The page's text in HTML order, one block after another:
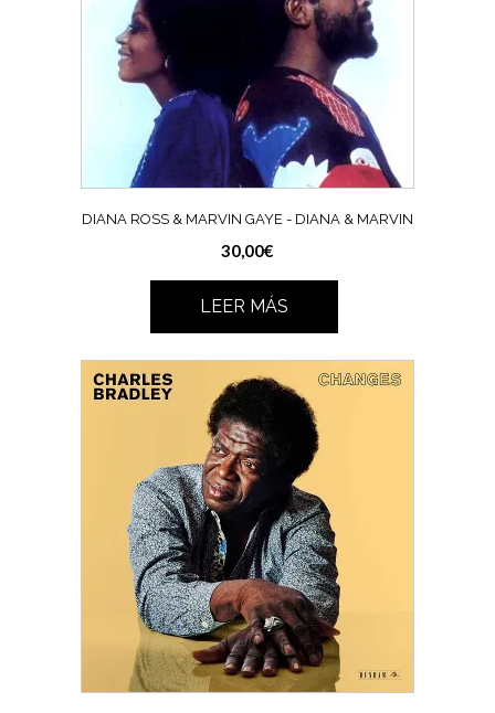
DIANA ROSS & MARVIN GAYE ‎- DIANA & MARVIN
30,00€
LEER MÁS